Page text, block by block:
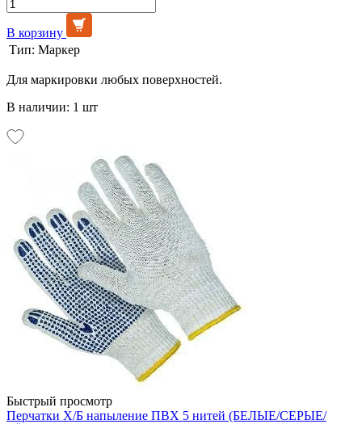
В корзину
Тип: Маркер
Для маркировки любых поверхностей.
В наличии: 1 шт
Быстрый просмотр
Перчатки Х/Б напыление ПВХ 5 нитей (БЕЛЫЕ/СЕРЫЕ/